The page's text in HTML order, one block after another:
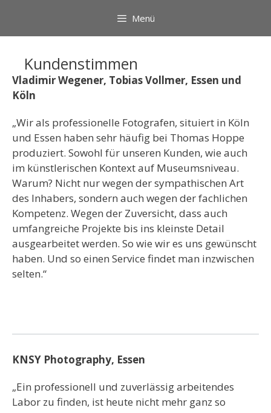
springen
Menü
Kundenstimmen
Vladimir Wegener, Tobias Vollmer, Essen und
Köln
„Wir als professionelle Fotografen, situiert in Köln
und Essen haben sehr häufig bei Thomas Hoppe
produziert. Sowohl für unseren Kunden, wie auch
im künstlerischen Kontext auf Museumsniveau.
Warum? Nicht nur wegen der sympathischen Art
des Inhabers, sondern auch wegen der fachlichen
Kompetenz. Wegen der Zuversicht, dass auch
umfangreiche Projekte bis ins kleinste Detail
ausgearbeitet werden. So wie wir es uns gewünscht
haben. Und so einen Service findet man inzwischen
selten.“
KNSY Photography, Essen
„Ein professionell und zuverlässig arbeitendes
Labor zu finden, ist heute nicht mehr ganz so